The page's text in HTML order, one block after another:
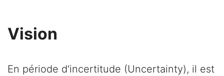
Vision
En période d'incertitude (Uncertainty), il est